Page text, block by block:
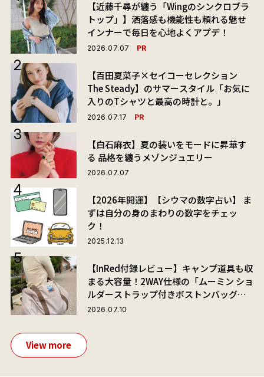
【近藤千尋が纏う「Wingのシンクロブラ
トップ」】洒落感も機能性も頼れる魅せ
インナーで毎日を心地よくアプデ！
2026.07.07 PR
【百田夏菜子×セイコーセレクション
The Steady】のサマースタイル「お気に
入りのTシャツと最高の時計と。」
2026.07.17 PR
【白石麻衣】夏の装いをモードに昇華す
る 品格を纏うメゾンジュエリー
2026.07.07
【2026年開運】【シウマの数字占い】 ま
ずは自分の身のまわりの数字をチェッ
ク！
2025.12.13
【InRed付録レビュー】キャンプ道具も収
まる大容量！2WAY仕様の「ムーミン ショ
ルダーストラップ付きボストンバッグ」
が夏旅におすすめな理由
2026.07.10
View more